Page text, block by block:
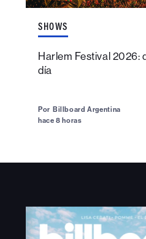
SHOWS
Harlem Festival 2026:
día
Por Billboard Argentina
hace 8 horas